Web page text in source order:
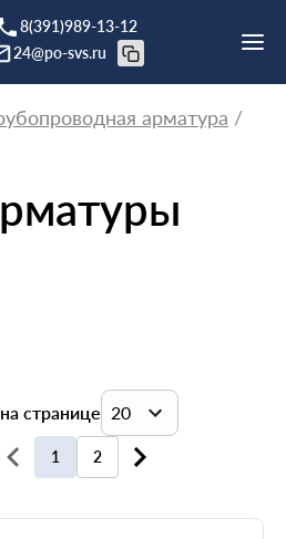
8(391)989-13-12
24@po-svs.ru
арматура
странице 20
20
1 2